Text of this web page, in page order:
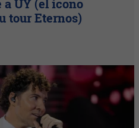
a UY (el ícono
tour Eternos)